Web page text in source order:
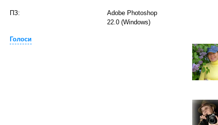
ПЗ:
Adobe Photoshop
22.0 (Windows)
Голоси